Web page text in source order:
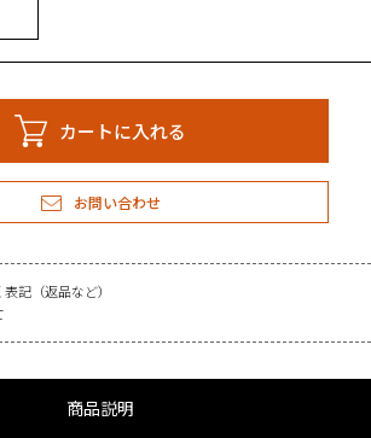
カートに入れる
お問い合わせ
記（返品など）
商品説明